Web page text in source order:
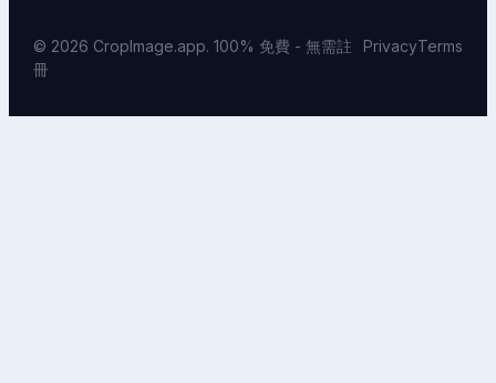
© 2026 CropImage.app. 100% 免費 - 無需註
冊
PrivacyTerms